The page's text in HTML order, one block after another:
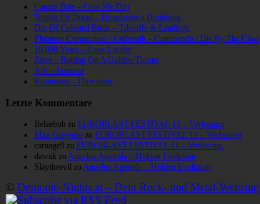
Cancer Bats – Give Me Dirt
Temple Of Dread – Dreadspawn Dominion
Din Of Celestial Birds – Takeoffs & Landings
Phantom Corporation / Catbreath – Commando / Die By The Claw
10,000 Years – Esox Lucifer
Zerre – Rotting On A Golden Throne
Allt – Ataraxia
Knumears – Directions
Letzte Kommentare
Belzebub zu EUROBLAST FESTIVAL 11 – Verlosung
Max Gregorio zu EUROBLAST FESTIVAL 11 – Verlosung
carnage9 zu EUROBLAST FESTIVAL 11 – Verlosung
dawak zu Angelus Apatrida – Hidden Evolution
Slaytheevil zu Angelus Apatrida – Hidden Evolution
© Demonic-Nights.at – Dein Rock- und Metal-Webzine